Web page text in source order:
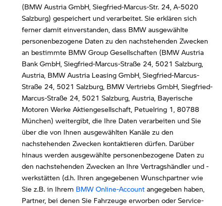
(BMW Austria GmbH, Siegfried-Marcus-Str. 24, A-5020
Salzburg) gespeichert und verarbeitet. Sie erklären sich
ferner damit einverstanden, dass BMW ausgewählte
personenbezogene Daten zu den nachstehenden Zwecken
an bestimmte BMW Group Gesellschaften (BMW Austria
Bank GmbH, Siegfried-Marcus-Straße 24, 5021 Salzburg,
Austria, BMW Austria Leasing GmbH, Siegfried-Marcus-
Straße 24, 5021 Salzburg, BMW Vertriebs GmbH, Siegfried-
Marcus-Straße 24, 5021 Salzburg, Austria, Bayerische
Motoren Werke Aktiengesellschaft, Petuelring 1, 80788
München) weitergibt, die Ihre Daten verarbeiten und Sie
über die von Ihnen ausgewählten Kanäle zu den
nachstehenden Zwecken kontaktieren dürfen. Darüber
hinaus werden ausgewählte personenbezogene Daten zu
den nachstehenden Zwecken an Ihre Vertragshändler und -
werkstätten (d.h. Ihren angegebenen Wunschpartner wie
Sie z.B. in Ihrem BMW Online-Account angegeben haben,
Partner, bei denen Sie Fahrzeuge erworben oder Service-